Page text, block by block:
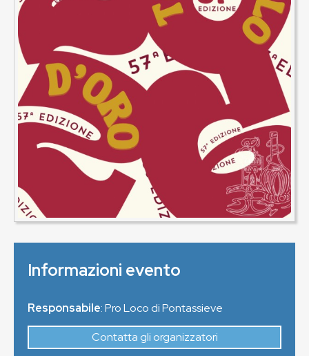
Informazioni evento
Responsabile: Pro Loco di Pontassieve
Contatta gli organizzatori